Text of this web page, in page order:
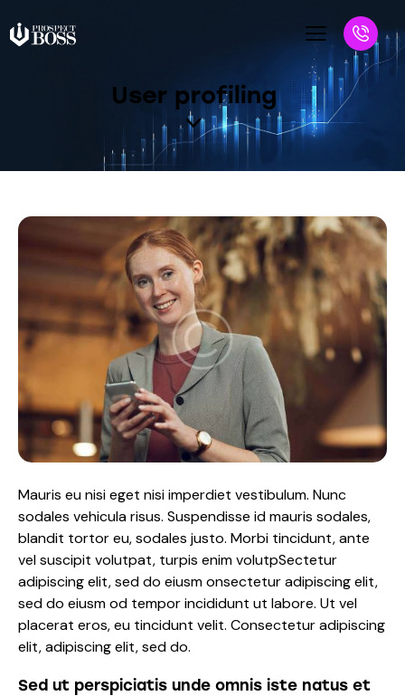
User profiling
Mauris eu nisi eget nisi imperdiet vestibulum. Nunc
sodales vehicula risus. Suspendisse id mauris sodales,
blandit tortor eu, sodales justo. Morbi tincidunt, ante
vel suscipit volutpat, turpis enim volutpSectetur
adipiscing elit, sed do eiusm onsectetur adipiscing elit,
sed do eiusm od tempor incididunt ut labore. Ut vel
placerat eros, eu tincidunt velit. Consectetur adipiscing
elit, adipiscing elit, sed do.
Sed ut perspiciatis unde omnis iste natus et